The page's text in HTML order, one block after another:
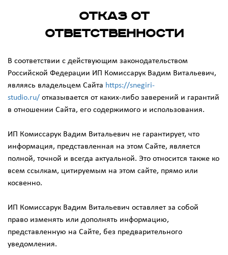
Отказ от
ответственности
В соответствии с действующим законодательством
Российской Федерации ИП Комиссарук Вадим Витальевич,
являясь владельцем Сайта https://snegiri-
studio.ru/ отказывается от каких-либо заверений и гарантий
в отношении Сайта, его содержимого и использования.
ИП Комиссарук Вадим Витальевич не гарантирует, что
информация, представленная на этом Сайте, является
полной, точной и всегда актуальной. Это относится также ко
всем ссылкам, цитируемым на этом сайте, прямо или
косвенно.
ИП Комиссарук Вадим Витальевич оставляет за собой
право изменять или дополнять информацию,
представленную на Сайте, без предварительного
уведомления.